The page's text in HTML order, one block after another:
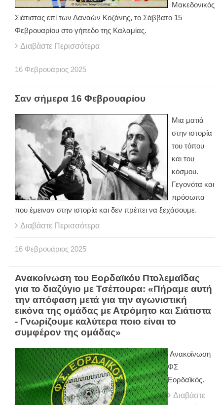
Μακεδονικός
Σιάτιστας επί των Δαναών Κοζάνης, το Σάββατο 15
Φεβρουαρίου στο γήπεδο της Καλαμίας.
Διαβάστε Περισσότερα
16 Φεβρουάριος 2025
Σαν σήμερα 16 Φεβρουαρίου
Μια ματιά
στην ιστορία
του τόπου
και του
κόσμου.
Γεγονότα και
πρόσωπα
που έμειναν στην ιστορία και δεν πρέπει να ξεχάσουμε.
Διαβάστε Περισσότερα
16 Φεβρουάριος 2025
Ανακοίνωση του Εορδαϊκόυ Πτολεμαΐδας
για το διαζύγιο με Τσέπουρα: «Πήραμε αυτή
την απόφαση μετά για την αγωνιστική
εικόνα της ομάδας με Ατρόμητο και Σιάτιστα
- Γνωρίζουμε καλύτερα ποιο είναι το
συμφέρον της ομάδας»
Ανακοίνωση
ΦΣ
Εορδαϊκός.
Διαβάστε